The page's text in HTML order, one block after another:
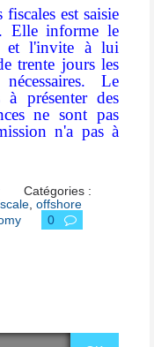
est saisie
Elle informe le
et l'invite à lui
trente jours les
Le
présenter des
ne sont pas
n'a pas à
Catégories :
,offshore
0